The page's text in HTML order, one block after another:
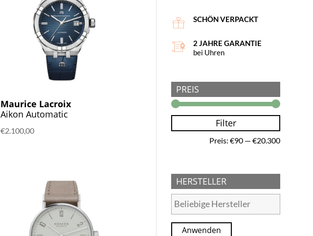
Maurice Lacroix
Aikon Automatic
€2.100,00
SCHÖN VERPACKT
2 JAHRE GARANTIE
bei Uhren
PREIS
Preis
Preis
Filter
Preis: €90— €20.300
HERSTELLER
Anwenden